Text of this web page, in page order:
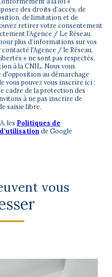
des droits d’accès, de
de limitation et de
retirer votre consentement
l’Agence / Le Réseau.
plus d’informations sur vos
l'Agence / le Réseau,
» ne sont pas respectés,
à la CNIL. Nous vous
d'opposition au démarchage
vous pouvez vous inscrire ici :
cadre de la protection des
à ne pas inscrire de
saisie libre.
les Politiques de
de Google
vous